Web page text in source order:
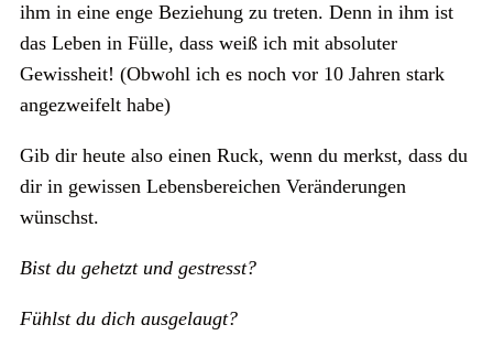
ihm in eine enge Beziehung zu treten. Denn in ihm ist
das Leben in Fülle, dass weiß ich mit absoluter
Gewissheit! (Obwohl ich es noch vor 10 Jahren stark
angezweifelt habe)
Gib dir heute also einen Ruck, wenn du merkst, dass du
dir in gewissen Lebensbereichen Veränderungen
wünschst.
Bist du gehetzt und gestresst?
Fühlst du dich ausgelaugt?